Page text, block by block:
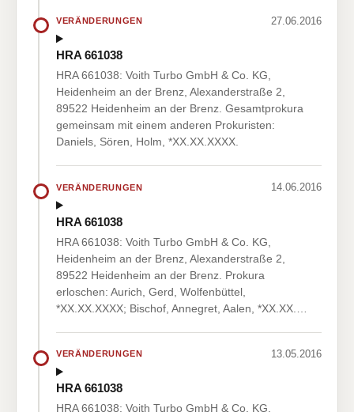
VERÄNDERUNGEN 27.06.2016
HRA 661038
HRA 661038: Voith Turbo GmbH & Co. KG,
Heidenheim an der Brenz, Alexanderstraße 2,
89522 Heidenheim an der Brenz. Gesamtprokura
gemeinsam mit einem anderen Prokuristen:
Daniels, Sören, Holm, *XX.XX.XXXX.
VERÄNDERUNGEN 14.06.2016
HRA 661038
HRA 661038: Voith Turbo GmbH & Co. KG,
Heidenheim an der Brenz, Alexanderstraße 2,
89522 Heidenheim an der Brenz. Prokura
erloschen: Aurich, Gerd, Wolfenbüttel,
*XX.XX.XXXX; Bischof, Annegret, Aalen, *XX.XX.…
VERÄNDERUNGEN 13.05.2016
HRA 661038
HRA 661038: Voith Turbo GmbH & Co. KG,